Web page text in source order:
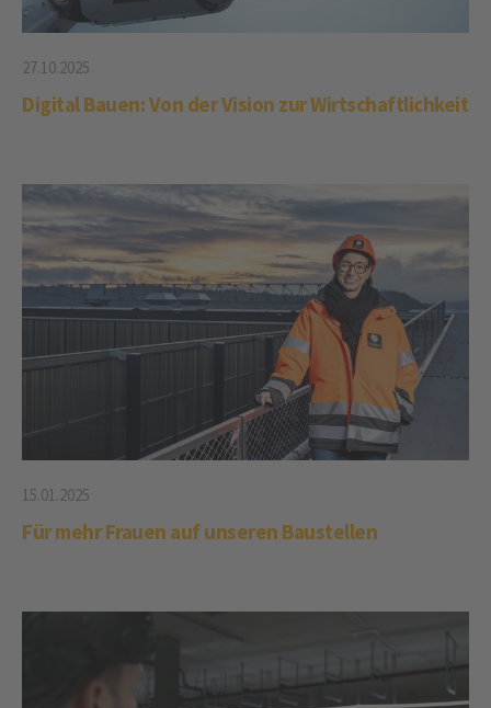
27.10.2025
Digital Bauen: Von der Vision zur Wirtschaftlichkeit
15.01.2025
Für mehr Frauen auf unseren Baustellen